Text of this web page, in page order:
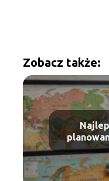
Zobacz także: